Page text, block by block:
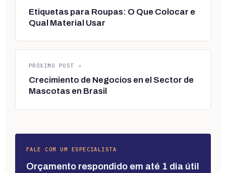
Etiquetas para Roupas: O Que Colocar e
Qual Material Usar
PRÓXIMO POST →
Crecimiento de Negocios en el Sector de
Mascotas en Brasil
FALE COM UM ESPECIALISTA
Orçamento respondido em até 1 dia útil